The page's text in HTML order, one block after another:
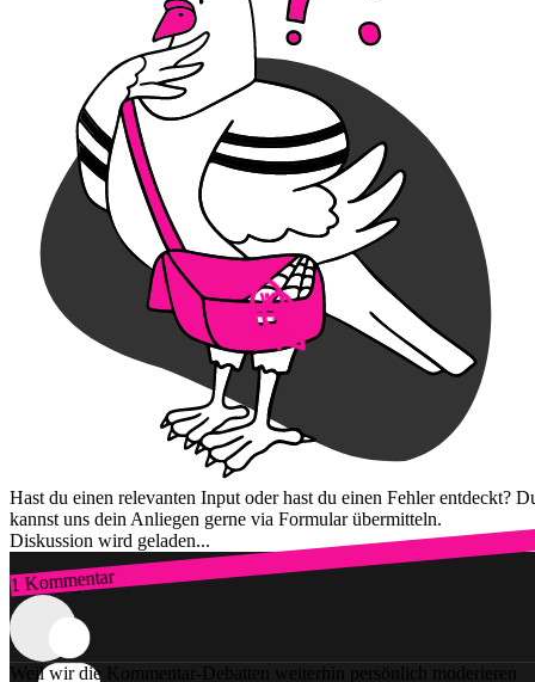
Hast du einen relevanten Input oder hast du einen Fehler entdeckt?
kannst uns dein Anliegen gerne via Formular übermitteln.
Diskussion wird geladen...
1 Kommentar
Zum Login
Weil wir die Kommentar-Debatten weiterhin persönlich moderieren